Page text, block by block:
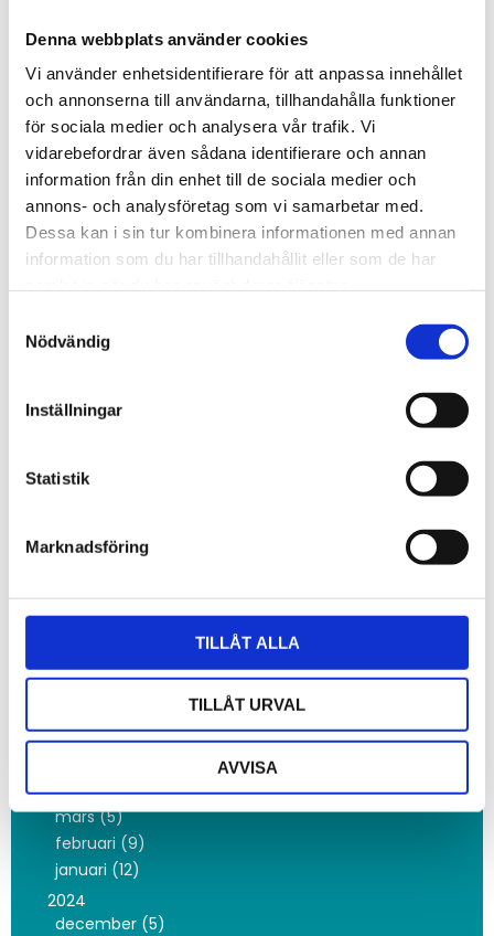
Denna webbplats använder cookies
Vi använder enhetsidentifierare för att anpassa innehållet
och annonserna till användarna, tillhandahålla funktioner
för sociala medier och analysera vår trafik. Vi
vidarebefordrar även sådana identifierare och annan
information från din enhet till de sociala medier och
annons- och analysföretag som vi samarbetar med.
Dessa kan i sin tur kombinera informationen med annan
information som du har tillhandahållit eller som de har
Nödvändig
Inställningar
Statistik
Marknadsföring
TILLÅT ALLA
TILLÅT URVAL
AVVISA
Produkter (55)
Applikationer (23)
Funktioner (16)
Tjänster (11)
Nyhetsbrev (5)
Sensor
Fjärrstyrning
2026
april (3)
februari (16)
november (3)
september (2)
maj (8)
mars (5)
februari (9)
januari (12)
2024
december (5)